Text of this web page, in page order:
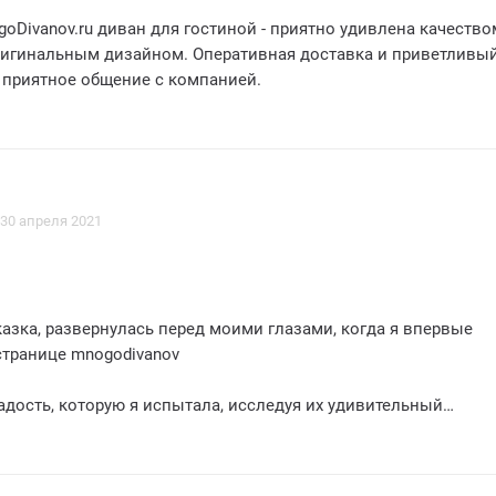
диван для гостиной - приятно удивлена
дизайном. Оперативная доставка и
общение с компанией.
30 апреля 2021
развернулась перед моими глазами, когда я впервые
mnogodivanov
которую я испытала, исследуя их удивительный